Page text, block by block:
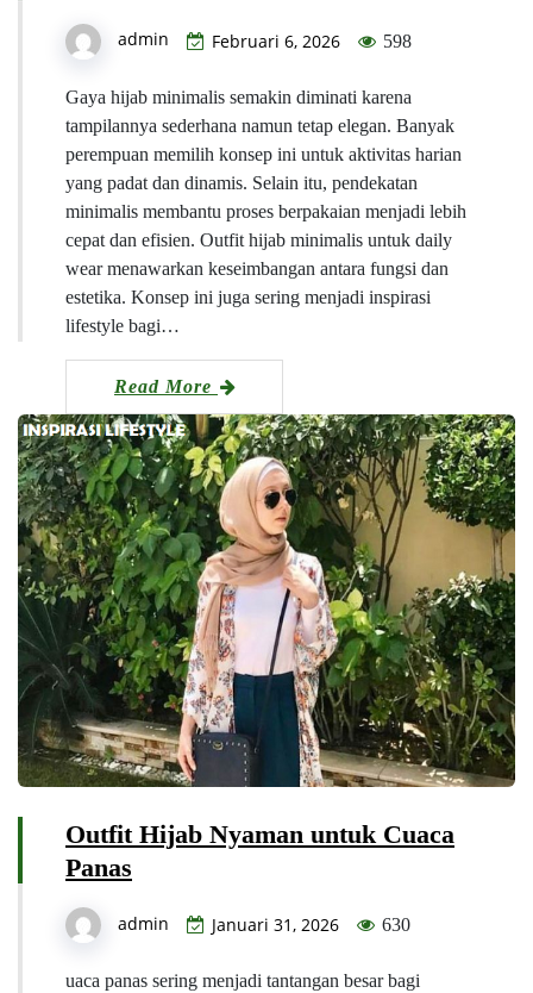
admin Februari 6, 2026 598
Gaya hijab minimalis semakin diminati karena
tampilannya sederhana namun tetap elegan. Banyak
perempuan memilih konsep ini untuk aktivitas harian
yang padat dan dinamis. Selain itu, pendekatan
minimalis membantu proses berpakaian menjadi lebih
cepat dan efisien. Outfit hijab minimalis untuk daily
wear menawarkan keseimbangan antara fungsi dan
estetika. Konsep ini juga sering menjadi inspirasi
lifestyle bagi…
Read More
Outfit Hijab Nyaman untuk Cuaca
Panas
admin Januari 31, 2026 630
uaca panas sering menjadi tantangan besar bagi